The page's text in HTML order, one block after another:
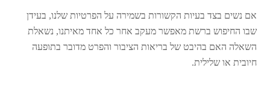
אם נשים בצד בעיות הקשורות בשמירה על הפרטיות שלנו, בעידן
שבו החיפוש ברשת מאפשר מעקב אחר כל אחד מאיתנו, נשאלת
השאלה האם בהיבט של בריאות הציבור והפרט מדובר בתופעה
חיובית או שלילית.